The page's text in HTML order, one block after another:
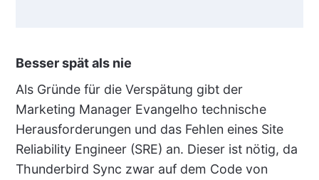
Besser spät als nie
Als Gründe für die Verspätung gibt der
Marketing Manager Evangelho technische
Herausforderungen und das Fehlen eines Site
Reliability Engineer (SRE) an. Dieser ist nötig, da
Thunderbird Sync zwar auf dem Code von